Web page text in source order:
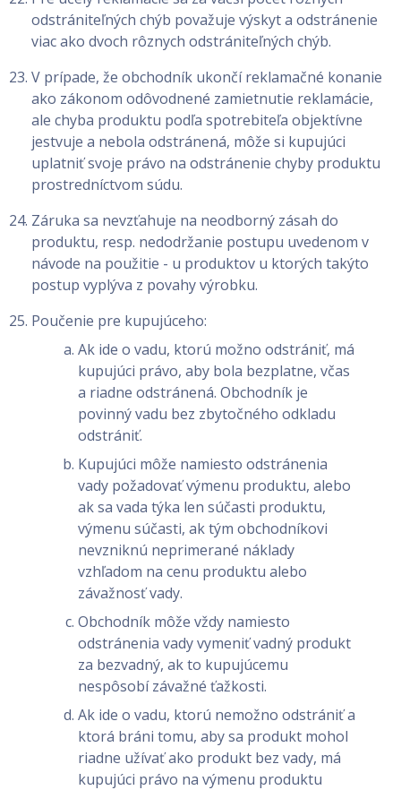
odstrániteľných chýb považuje výskyt a odstránenie
viac ako dvoch rôznych odstrániteľných chýb.
V prípade, že obchodník ukončí reklamačné konanie
ako zákonom odôvodnené zamietnutie reklamácie,
ale chyba produktu podľa spotrebiteľa objektívne
jestvuje a nebola odstránená, môže si kupujúci
uplatniť svoje právo na odstránenie chyby produktu
prostredníctvom súdu.
Záruka sa nevzťahuje na neodborný zásah do
produktu, resp. nedodržanie postupu uvedenom v
návode na použitie - u produktov u ktorých takýto
postup vyplýva z povahy výrobku.
Poučenie pre kupujúceho:
Ak ide o vadu, ktorú možno odstrániť, má
kupujúci právo, aby bola bezplatne, včas
a riadne odstránená. Obchodník je
povinný vadu bez zbytočného odkladu
odstrániť.
Kupujúci môže namiesto odstránenia
vady požadovať výmenu produktu, alebo
ak sa vada týka len súčasti produktu,
výmenu súčasti, ak tým obchodníkovi
nevzniknú neprimerané náklady
vzhľadom na cenu produktu alebo
závažnosť vady.
Obchodník môže vždy namiesto
odstránenia vady vymeniť vadný produkt
za bezvadný, ak to kupujúcemu
nespôsobí závažné ťažkosti.
Ak ide o vadu, ktorú nemožno odstrániť a
ktorá bráni tomu, aby sa produkt mohol
riadne užívať ako produkt bez vady, má
kupujúci právo na výmenu produktu